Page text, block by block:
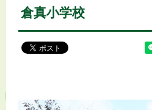
倉真小学校